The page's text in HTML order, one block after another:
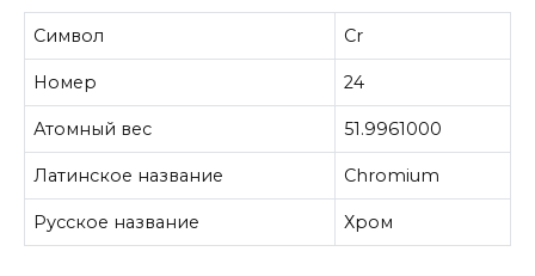
Символ Cr
Номер 24
Атомный вес 51.9961000
Латинское название Chromium
Русское название Хром